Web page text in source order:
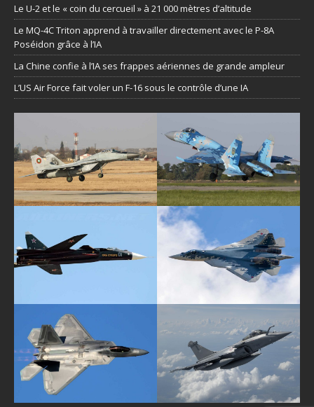
Le U-2 et le « coin du cercueil » à 21 000 mètres d’altitude
Le MQ-4C Triton apprend à travailler directement avec le P-8A
Poséidon grâce à l’IA
La Chine confie à l’IA ses frappes aériennes de grande ampleur
L’US Air Force fait voler un F-16 sous le contrôle d’une IA